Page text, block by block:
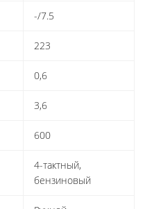
-/7.5
223
0,6
3,6
600
4-тактный,
бензиновый